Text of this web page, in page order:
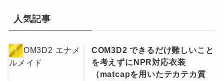
人気記事
COM3D2 できるだけ難しいこと
を考えずにNPR対応衣装
（matcapを用いたテカテカ質